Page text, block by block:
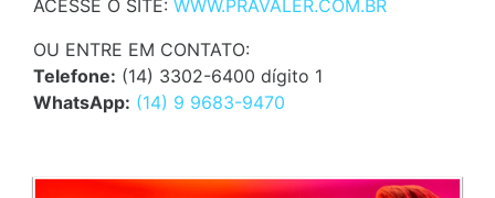
ACESSE O SITE: WWW.PRAVALER.COM.BR
OU ENTRE EM CONTATO:
Telefone: (14) 3302-6400 dígito 1
WhatsApp: (14) 9 9683-9470